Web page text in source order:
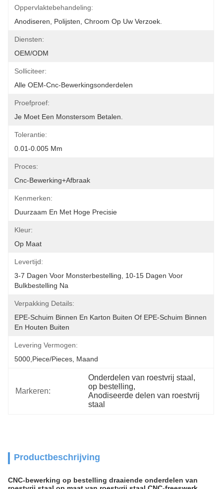
Oppervlaktebehandeling:
Anodiseren, Polijsten, Chroom Op Uw Verzoek.
Diensten:
OEM/ODM
Solliciteer:
Alle OEM-Cnc-Bewerkingsonderdelen
Proefproef:
Je Moet Een Monstersom Betalen.
Tolerantie:
0.01-0.005 Mm
Proces:
Cnc-Bewerking+afbraak
Kenmerken:
Duurzaam En Met Hoge Precisie
Kleur:
Op Maat
Levertijd:
3-7 Dagen Voor Monsterbestelling, 10-15 Dagen Voor
Bulkbestelling Na
Verpakking Details:
EPE-Schuim Binnen En Karton Buiten Of EPE-Schuim Binnen
En Houten Buiten
Levering Vermogen:
5000,Piece/Pieces, Maand
Markeren:
Onderdelen van roestvrij staal ,
op bestelling,
Anodiseerde delen van roestvrij
staal
Productbeschrijving
CNC-bewerking op bestelling draaiende onderdelen van